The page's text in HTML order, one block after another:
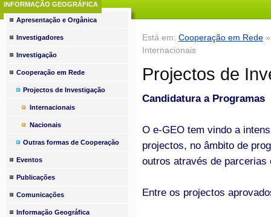
INFORMAÇÃO GEOGRÁFICA
Está em: Cooperação em Rede
Internacionais
Projectos de
Candidatura a Programas
O e-GEO tem vindo a
projectos, no âmbito de
outros através de
Entre os projectos
Apresentação e Orgânica
Investigadores
Investigação
Cooperação em Rede
Projectos de Investigação
Internacionais
Nacionais
Outras formas de Cooperação
Eventos
Publicações
Comunicações
Informação Geográfica